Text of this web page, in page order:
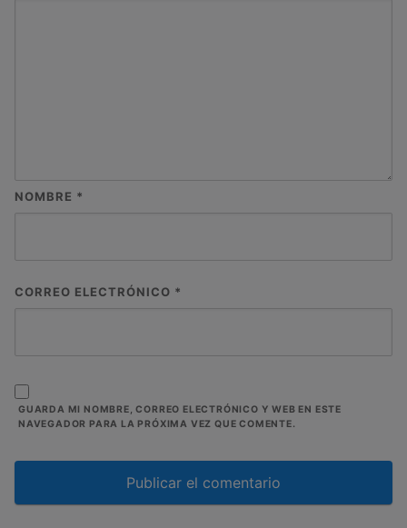
NOMBRE *
CORREO ELECTRÓNICO *
GUARDA MI NOMBRE, CORREO ELECTRÓNICO Y WEB EN ESTE
NAVEGADOR PARA LA PRÓXIMA VEZ QUE COMENTE.